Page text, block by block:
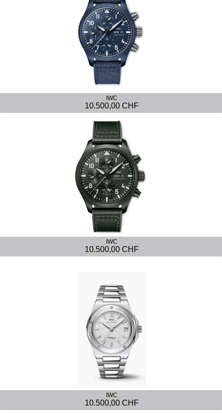
IWC
10.500,00 CHF
IWC
10.500,00 CHF
IWC
10.500,00 CHF